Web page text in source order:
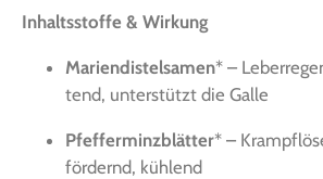
Inhalts­stof­fe & Wirkung
Mari­en­dis­tel­sa­men* –
tend, unter­stützt die Galle
Pfef­fer­minz­blät­ter* –
för­dernd, kühlend